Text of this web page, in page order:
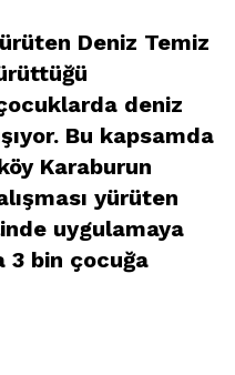
Deniz Temiz
deniz
Bu kapsamda
Karaburun
yürüten
uygulamaya
3 bin çocuğa